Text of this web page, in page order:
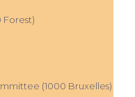
Forest)
(1000 Bruxelles)